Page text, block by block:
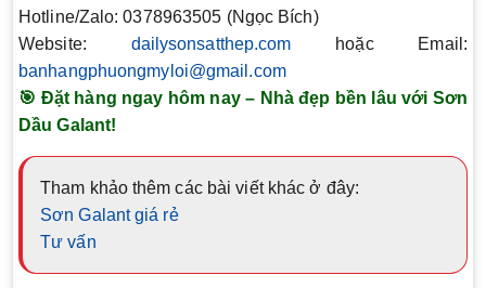
Hotline/Zalo: 0378963505 (Ngọc Bích)
Website:
dailysonsatthep.com hoặc Email:
banhangphuongmyloi@gmail.com
🎯 Đặt hàng ngay hôm nay – Nhà đẹp bền lâu với Sơn
Dầu Galant!
Tham khảo thêm các bài viết khác ở đây:
Sơn Galant giá rẻ
Tư vấn